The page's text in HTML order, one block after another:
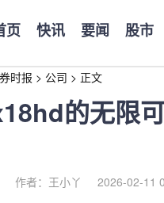
页 快讯 要闻 股市
时报 > 公司 > 正文
的无限
作者：王小丫 2026-02-11